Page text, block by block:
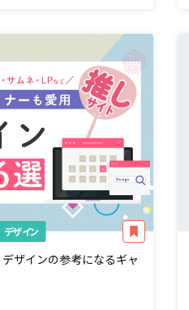
デザイン
ザインの参考になるギャ